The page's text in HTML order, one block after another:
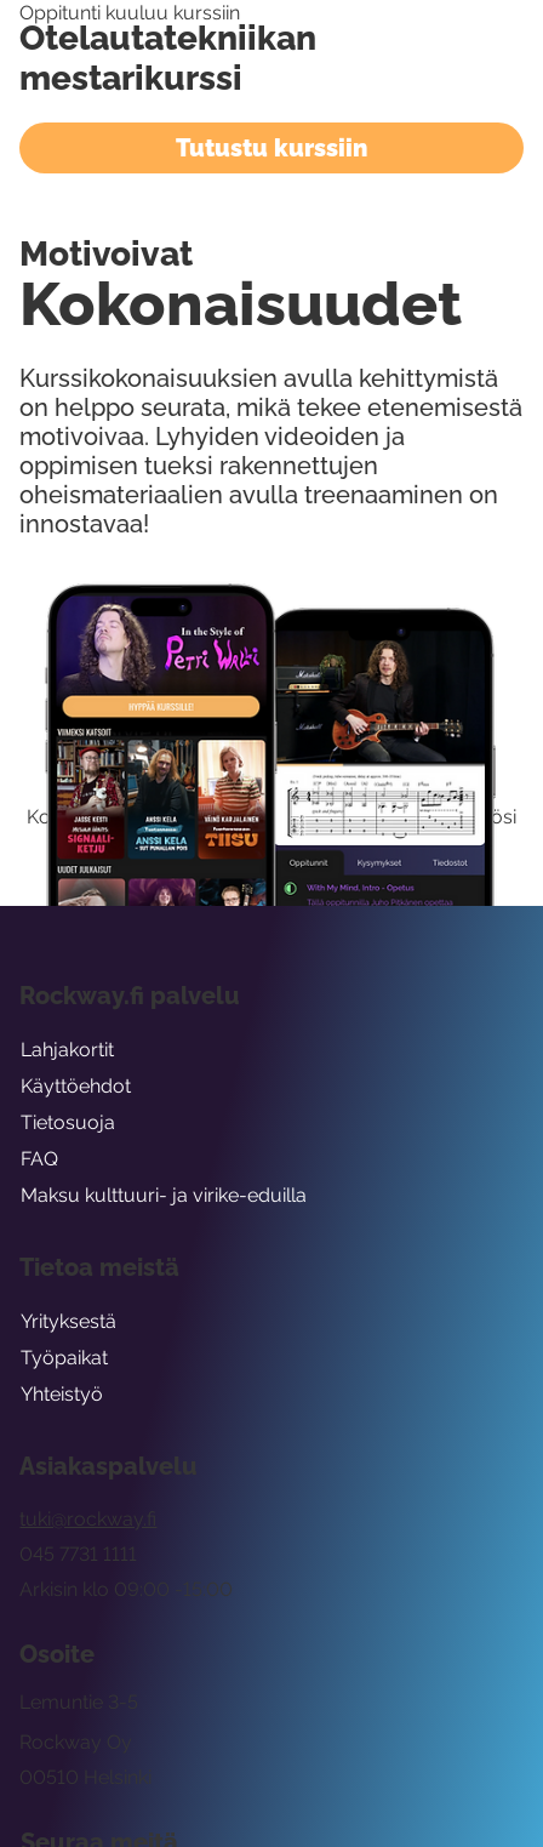
Kokeile Ilmaiseksi
Kokeilemalla ilmaiseksi saat koko sisältömme käyttöösi
viikon ajaksi.
Oppitunti kuuluu kurssiin
Otelautatekniikan
mestarikurssi
Tutustu kurssiin
Kurssikokonaisuuksien avulla kehittymistä
on helppo seurata, mikä tekee etenemisestä
motivoivaa. Lyhyiden videoiden ja
oppimisen tueksi rakennettujen
oheismateriaalien avulla treenaaminen on
innostavaa!
Kokonaisuudet
Motivoivat
Asiakaspalvelu
tuki@rockway.fi
Arkisin klo 09:00 -15:00
045 7731 1111
Osoite
Rockway Oy
Lemuntie 3-5
00510 Helsinki
Rockway.fi palvelu
Lahjakortit
Käyttöehdot
Tietosuoja
FAQ
Maksu kulttuuri- ja virike-eduilla
Tietoa meistä
Yrityksestä
Työpaikat
Yhteistyö